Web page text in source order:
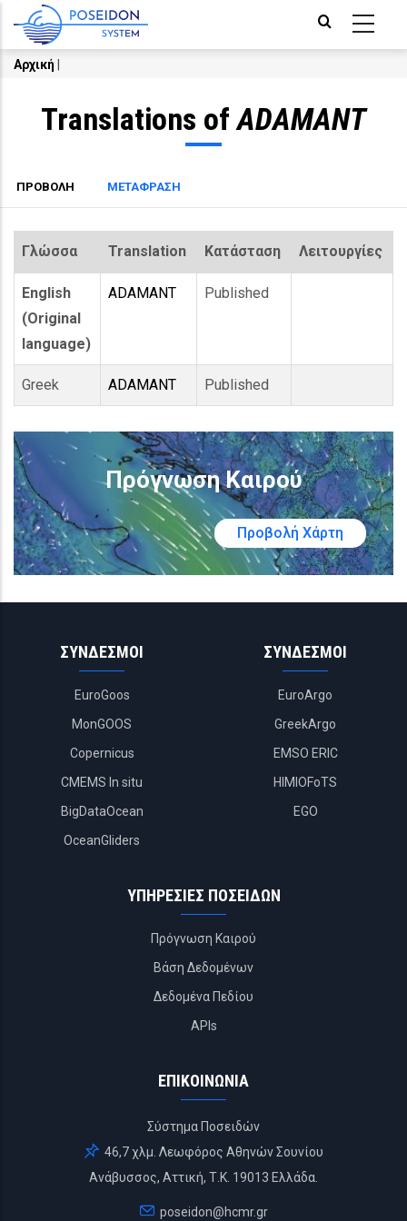
main
Αρχική
Translations ofADAMANT
Primary
ΠΡΟΒΟΛΗ ΜΕΤΑΦΡΑΣΗ
TAB)
Γλώσσα Translation Κατάσταση Λειτουργίες
English
(Original
language)
ADAMANT Published
Greek ADAMANT Published
Πρόγνωση Καιρού
Προβολή Χάρτη
ΣΥΝΔΕΣΜΟΙ
EuroGoos
MonGOOS
Copernicus
CMEMS In situ
BigDataOcean
OceanGliders
ΣΥΝΔΕΣΜΟΙ
EuroArgo
GreekArgo
EMSO ERIC
HIMIOFoTS
EGO
ΥΠΗΡΕΣΙΕΣ ΠΟΣΕΙΔΩΝ
Πρόγνωση Καιρού
Βάση Δεδομένων
Δεδομένα Πεδίου
APIs
ΕΠΙΚΟΙΝΩΝΙΑ
Σύστημα Ποσειδών
46,7 χλμ. Λεωφόρος Αθηνών Σουνίου
Ανάβυσσος, Αττική, Τ.Κ. 19013 Ελλάδα.
poseidon@hcmr.gr